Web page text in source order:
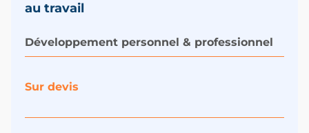
au travail
Développement personnel & professionnel
Sur devis